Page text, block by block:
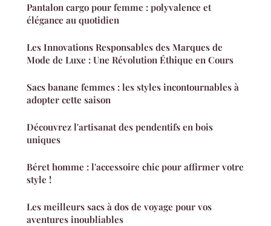
Pantalon cargo pour femme : polyvalence et
élégance au quotidien
Les Innovations Responsables des Marques de
Mode de Luxe : Une Révolution Éthique en Cours
Sacs banane femmes : les styles incontournables à
adopter cette saison
Découvrez l'artisanat des pendentifs en bois
uniques
Béret homme : l'accessoire chic pour affirmer votre
style !
Les meilleurs sacs à dos de voyage pour vos
aventures inoubliables